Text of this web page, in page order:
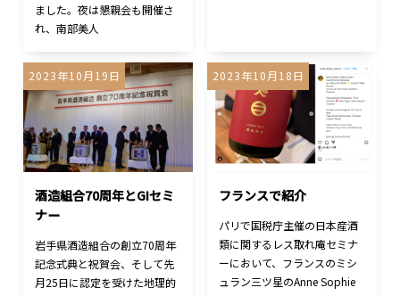
ました。夜は懇親会も開催さ
れ、南部美人
2023年10月19日
酒造組合70周年とGIセミ
ナー
岩手県酒造組合の創立70周年
記念式典と祝賀会、そして先
月25日に認定を受けた地理的
2023年10月18日
フランスで紹介
パリで国税庁主催の日本産酒
類に関するレス取れ庵セミナ
ーにおいて、フランスのミシ
ュラン三ツ星のAnne Sophie